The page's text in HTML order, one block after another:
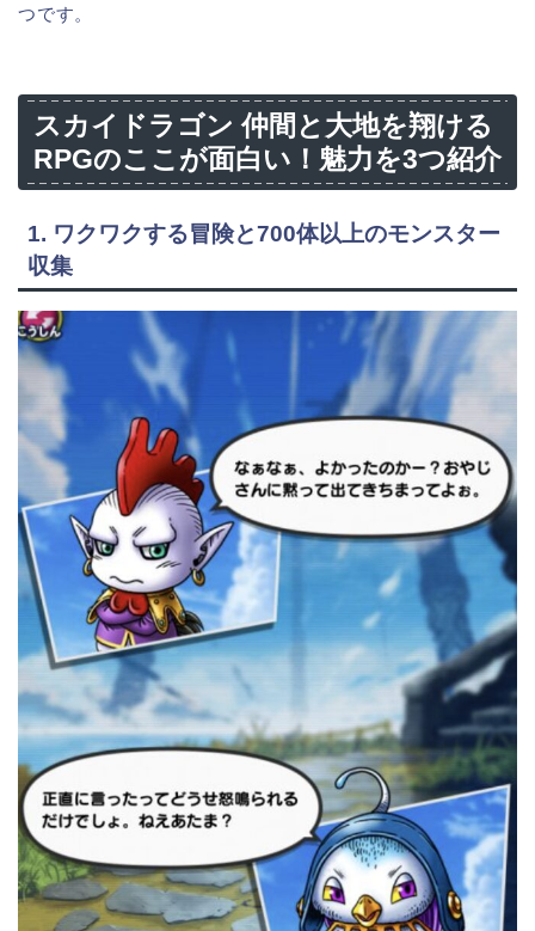
つです。
スカイドラゴン 仲間と大地を翔ける
RPGのここが面白い！魅力を3つ紹介
1. ワクワクする冒険と700体以上のモンスター
収集